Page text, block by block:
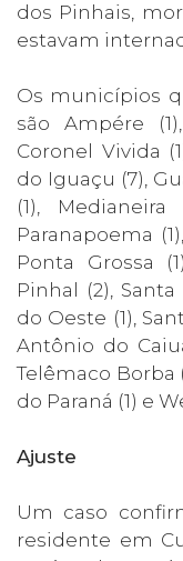
dos Pinhais,
estavam
Os municípios
são Ampére
Coronel Vivida
do Iguaçu (7),
(1),
Paranapoema
Ponta Grossa
Pinhal (2),
do Oeste (1),
Antônio do
Telêmaco Borba
do Paraná (1) e
Ajuste
Um caso
residente em